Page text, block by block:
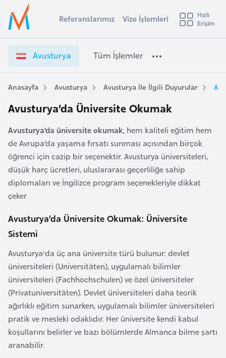
Ülke Seçimi
Başvuru yapmak istediğiniz ülkeyi seçin
Üye
Girişi
e
t
Referanslarımız Vize İşlemleri
Hızlı
Erişim
Avusturya Tüm İşlemler
Anasayfa Avusturya Avusturya İle İlgili Duyurular
Avusturya’da Üniversite Okumak
Avusturya’da üniversite okumak, hem kaliteli eğitim hem
de Avrupa’da yaşama fırsatı sunması açısından birçok
öğrenci için cazip bir seçenektir. Avusturya üniversiteleri,
düşük harç ücretleri, uluslararası geçerliliğe sahip
diplomaları ve İngilizce program seçenekleriyle dikkat
çeker
Avusturya’da Üniversite Okumak: Üniversite
Sistemi
Avusturya'da üç ana üniversite türü bulunur: devlet
üniversiteleri (Universitäten), uygulamalı bilimler
üniversiteleri (Fachhochschulen) ve özel üniversiteler
(Privatuniversitäten). Devlet üniversiteleri daha teorik
ağırlıklı eğitim sunarken, uygulamalı bilimler üniversiteleri
pratik ve mesleki odaklıdır. Her üniversite kendi kabul
koşullarını belirler ve bazı bölümlerde Almanca bilme şartı
aranabilir.
s
t
r
a
t
u
y
a
A
z
e
r
b
a
y
c